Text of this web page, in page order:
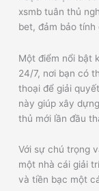
xsmb tuân thủ
bet, đảm bảo
Một điểm nổi bật
24/7, nơi bạn có
thoại để giải
này giúp xây
thủ mới lần đầu
Với sự chú trọng
một nhà cái giải
và tiền bạc một